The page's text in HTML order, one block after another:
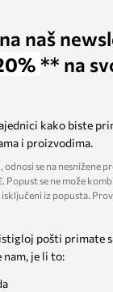
naš
** na
kako biste
i proizvodima.
se na nesnižene
Popust se ne može
iz popusta.
pošti primate
nam, je li to: